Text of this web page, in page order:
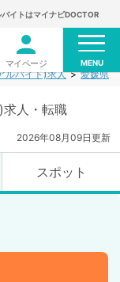
イトはマイナビDOCTOR
マイページ MENU
ルバイト)求人 愛媛県
人・転職
2026年08月09日更新
スポット